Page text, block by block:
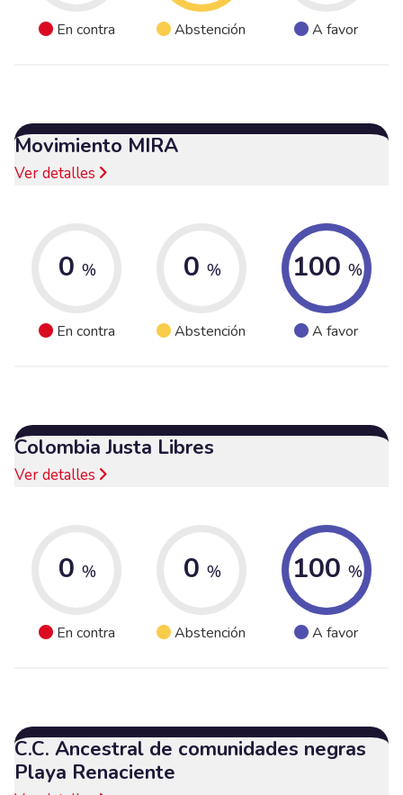
En contra Abstención A favor
Movimiento MIRA
Ver detalles
0 %
En contra
0 %
Abstención
100 %
A favor
Colombia Justa Libres
Ver detalles
0 %
En contra
0 %
Abstención
100 %
A favor
C.C. Ancestral de comunidades negras
Playa Renaciente